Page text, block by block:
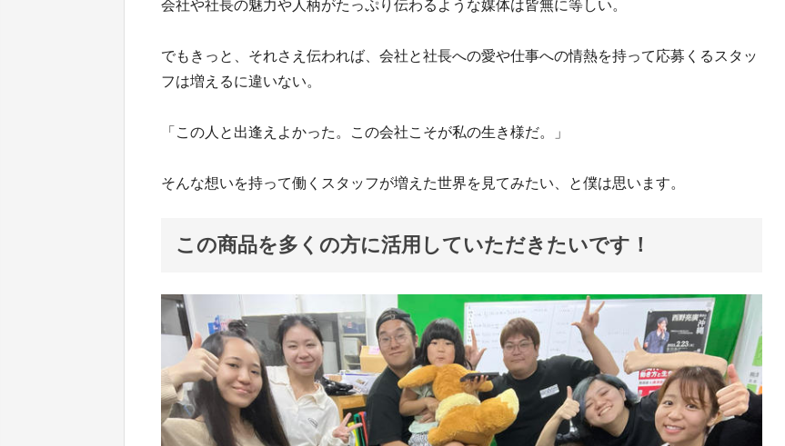
会社や社長の魅力や人柄がたっぷり伝わるような媒体は皆無に等しい。
でもきっと、それさえ伝われば、会社と社長への愛や仕事への情熱を持って応募くるスタッ
フは増えるに違いない。
「この人と出逢えよかった。この会社こそが私の生き様だ。」
そんな想いを持って働くスタッフが増えた世界を見てみたい、と僕は思います。
この商品を多くの方に活用していただきたいです！